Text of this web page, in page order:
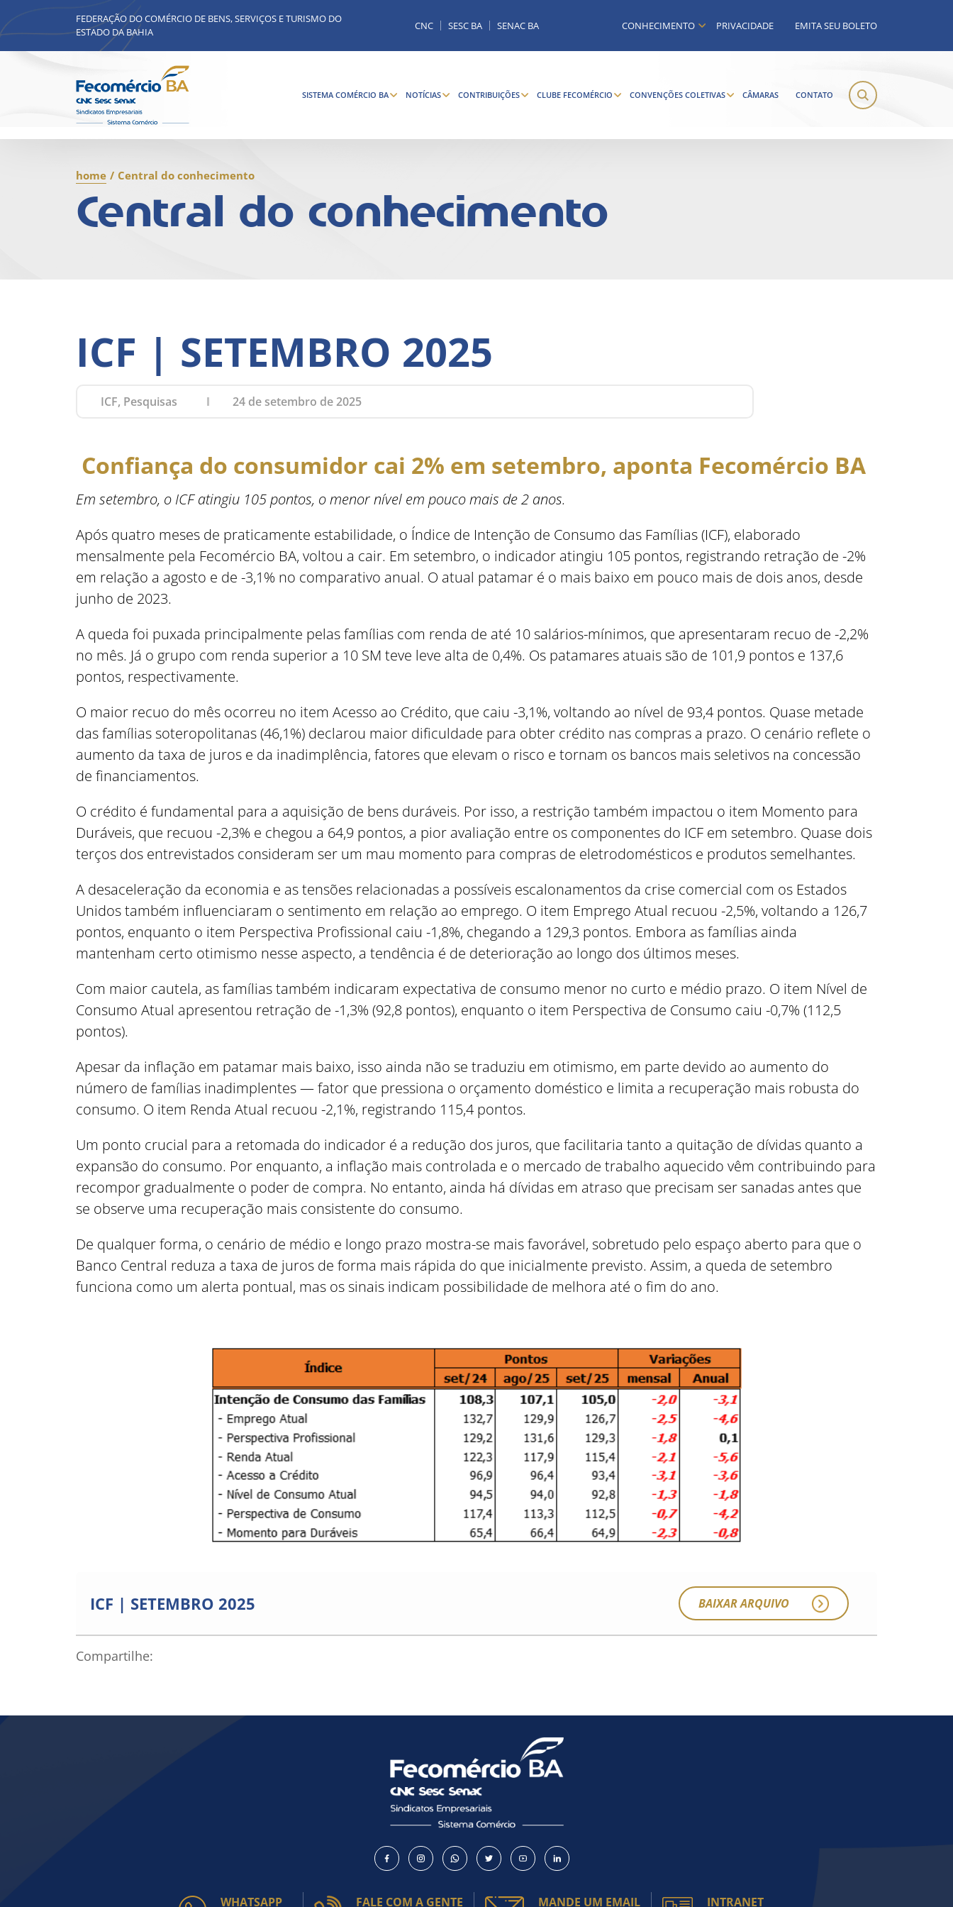
FEDERAÇÃO DO COMÉRCIO DE BENS, SERVIÇOS E TURISMO DO
ESTADO DA BAHIA
CNC SESC BA SENAC BA CONHECIMENTO PRIVACIDADE EMITA SEU BOLETO
SISTEMA COMÉRCIO BA NOTÍCIAS CONTRIBUIÇÕES CLUBE FECOMÉRCIO CONVENÇÕES COLETIVAS CÂMARAS CONTATO
Como utilizar
home / Central do conhecimento
Central do conhecimento
ICF | SETEMBRO 2025
ICF, Pesquisas 24 de setembro de 2025
Confiança do consumidor cai 2% em setembro, aponta Fecomércio BA
Em setembro, o ICF atingiu 105 pontos, o menor nível em pouco mais de 2 anos.
Após quatro meses de praticamente estabilidade, o Índice de Intenção de Consumo das Famílias (ICF), elaborado
mensalmente pela Fecomércio BA, voltou a cair. Em setembro, o indicador atingiu 105 pontos, registrando retração de -2%
em relação a agosto e de -3,1% no comparativo anual. O atual patamar é o mais baixo em pouco mais de dois anos, desde
junho de 2023.
A queda foi puxada principalmente pelas famílias com renda de até 10 salários-mínimos, que apresentaram recuo de -2,2%
no mês. Já o grupo com renda superior a 10 SM teve leve alta de 0,4%. Os patamares atuais são de 101,9 pontos e 137,6
pontos, respectivamente.
O maior recuo do mês ocorreu no item Acesso ao Crédito, que caiu -3,1%, voltando ao nível de 93,4 pontos. Quase metade
das famílias soteropolitanas (46,1%) declarou maior dificuldade para obter crédito nas compras a prazo. O cenário reflete o
aumento da taxa de juros e da inadimplência, fatores que elevam o risco e tornam os bancos mais seletivos na concessão
de financiamentos.
O crédito é fundamental para a aquisição de bens duráveis. Por isso, a restrição também impactou o item Momento para
Duráveis, que recuou -2,3% e chegou a 64,9 pontos, a pior avaliação entre os componentes do ICF em setembro. Quase dois
terços dos entrevistados consideram ser um mau momento para compras de eletrodomésticos e produtos semelhantes.
A desaceleração da economia e as tensões relacionadas a possíveis escalonamentos da crise comercial com os Estados
Unidos também influenciaram o sentimento em relação ao emprego. O item Emprego Atual recuou -2,5%, voltando a 126,7
pontos, enquanto o item Perspectiva Profissional caiu -1,8%, chegando a 129,3 pontos. Embora as famílias ainda
mantenham certo otimismo nesse aspecto, a tendência é de deterioração ao longo dos últimos meses.
Com maior cautela, as famílias também indicaram expectativa de consumo menor no curto e médio prazo. O item Nível de
Consumo Atual apresentou retração de -1,3% (92,8 pontos), enquanto o item Perspectiva de Consumo caiu -0,7% (112,5
pontos).
Apesar da inflação em patamar mais baixo, isso ainda não se traduziu em otimismo, em parte devido ao aumento do
número de famílias inadimplentes — fator que pressiona o orçamento doméstico e limita a recuperação mais robusta do
consumo. O item Renda Atual recuou -2,1%, registrando 115,4 pontos.
Um ponto crucial para a retomada do indicador é a redução dos juros, que facilitaria tanto a quitação de dívidas quanto a
expansão do consumo. Por enquanto, a inflação mais controlada e o mercado de trabalho aquecido vêm contribuindo para
recompor gradualmente o poder de compra. No entanto, ainda há dívidas em atraso que precisam ser sanadas antes que
se observe uma recuperação mais consistente do consumo.
De qualquer forma, o cenário de médio e longo prazo mostra-se mais favorável, sobretudo pelo espaço aberto para que o
Banco Central reduza a taxa de juros de forma mais rápida do que inicialmente previsto. Assim, a queda de setembro
funciona como um alerta pontual, mas os sinais indicam possibilidade de melhora até o fim do ano.
ICF | SETEMBRO 2025 BAIXAR ARQUIVO
Compartilhe:
WHATSAPP FALE COM A GENTE MANDE UM EMAIL INTRANET